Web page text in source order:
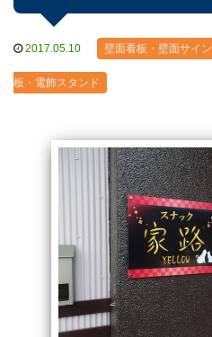
2017.05.10 壁面看板・壁面サイン
板・電飾スタンド